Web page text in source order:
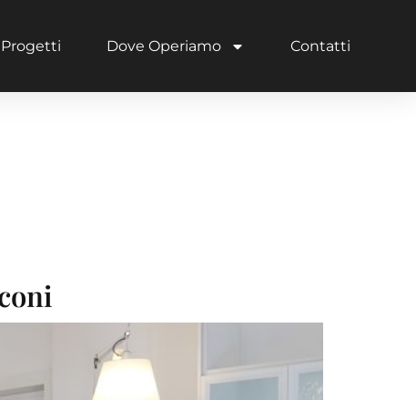
Progetti Dove Operiamo Contatti